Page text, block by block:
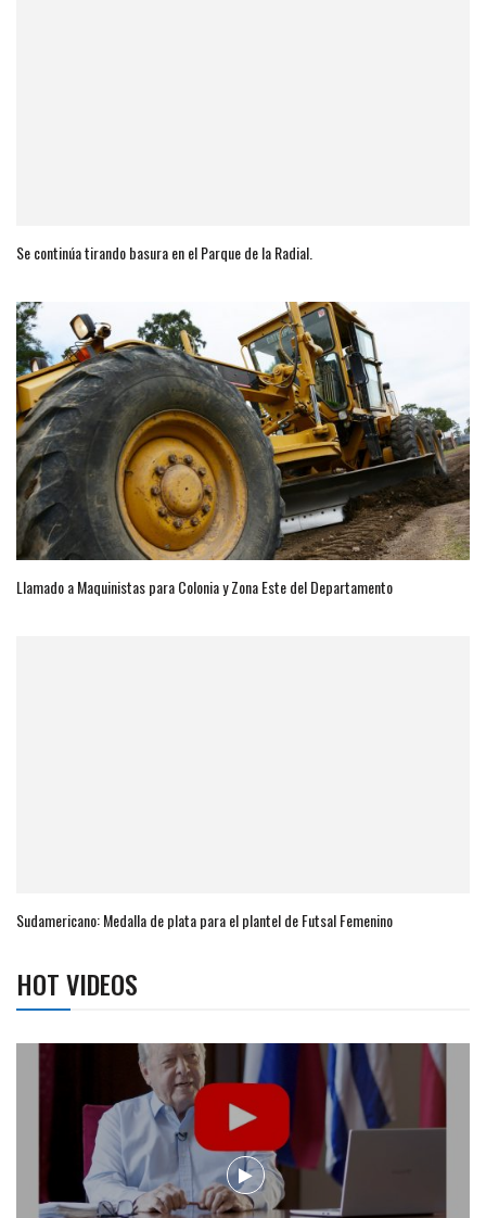
Se continúa tirando basura en el Parque de la Radial.
Llamado a Maquinistas para Colonia y Zona Este del Departamento
Sudamericano: Medalla de plata para el plantel de Futsal Femenino
HOT VIDEOS
Campaña de turismo otoño-invierno